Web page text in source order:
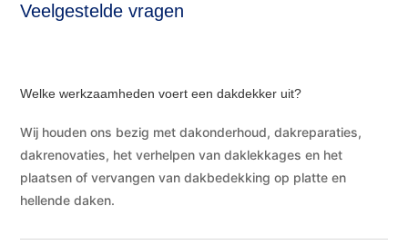
Veelgestelde vragen
Welke werkzaamheden voert een dakdekker uit?
Wij houden ons bezig met dakonderhoud, dakreparaties,
dakrenovaties, het verhelpen van daklekkages en het
plaatsen of vervangen van dakbedekking op platte en
hellende daken.